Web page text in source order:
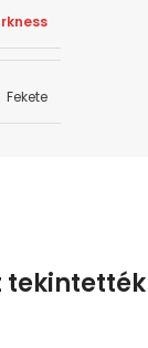
Fekete
tekintették